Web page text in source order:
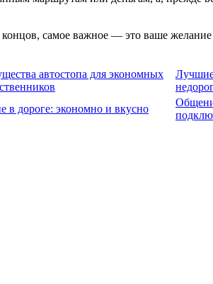
самое важное — это ваше желание
автостопа для экономных
в дороге: экономно и вкусно